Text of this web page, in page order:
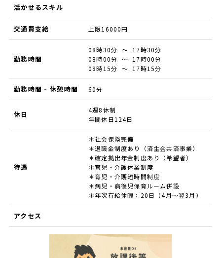
活かせるスキル
交通費支給 上限16000円
勤務時間
08時30分 ～ 17時30分
08時00分 ～ 17時00分
08時15分 ～ 17時15分
勤務時間 - 休憩時間 60分
休日
4週8休制
年間休日124日
待遇
＊社会保険完備
＊退職金制度あり（済生会共済事業）
＊確定拠出年金制度あり（希望者）
＊育児・介護休業制度
＊育児・介護短時間制度
＊病児・病後児保育ルーム併設
＊年次有給休暇：20日（4月～翌3月）
アクセス